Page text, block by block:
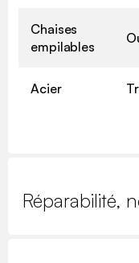
Chaises
empilables
Acier
Réparabilité,